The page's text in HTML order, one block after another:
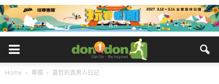
Home 專欄 嘉哲的真男人日記